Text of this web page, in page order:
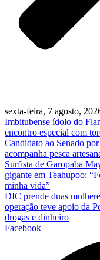
sexta-feira, 7 agosto,
Imbitubense ídolo do
encontro especial com
Candidato ao Senado
acompanha pesca
Surfista de Garopaba
gigante em Teahupoo:
minha vida”
DIC prende duas
operação teve apoio da
drogas e dinheiro
Facebook